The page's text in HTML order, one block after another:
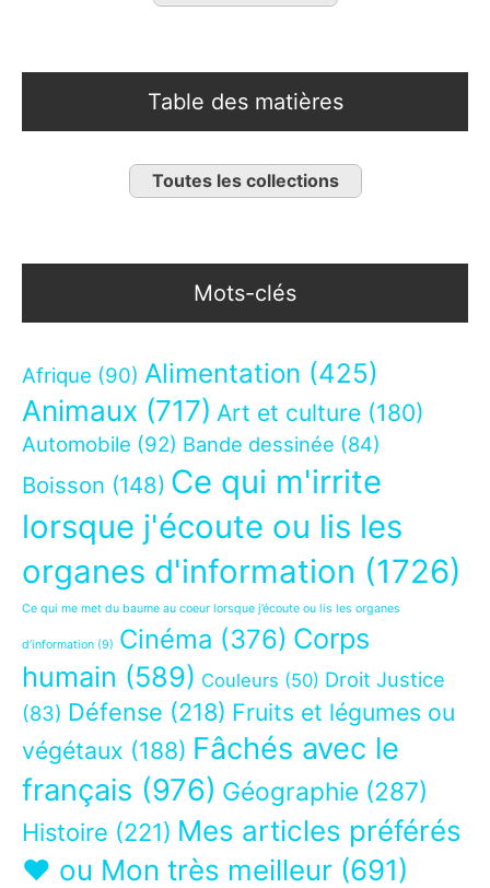
Table des matières
Toutes les collections
Mots-clés
Afrique (90) Alimentation (425)
Animaux (717) Art et culture (180)
Automobile (92) Bande dessinée (84)
Boisson (148) Ce qui m'irrite
lorsque j'écoute ou lis les
organes d'information (1726)
Ce qui me met du baume au coeur lorsque j’écoute ou lis les organes
d’information (9) Cinéma (376) Corps
humain (589) Couleurs (50) Droit Justice
(83) Défense (218) Fruits et légumes ou
végétaux (188) Fâchés avec le
français (976) Géographie (287)
Histoire (221) Mes articles préférés
❤ ou Mon très meilleur (691)